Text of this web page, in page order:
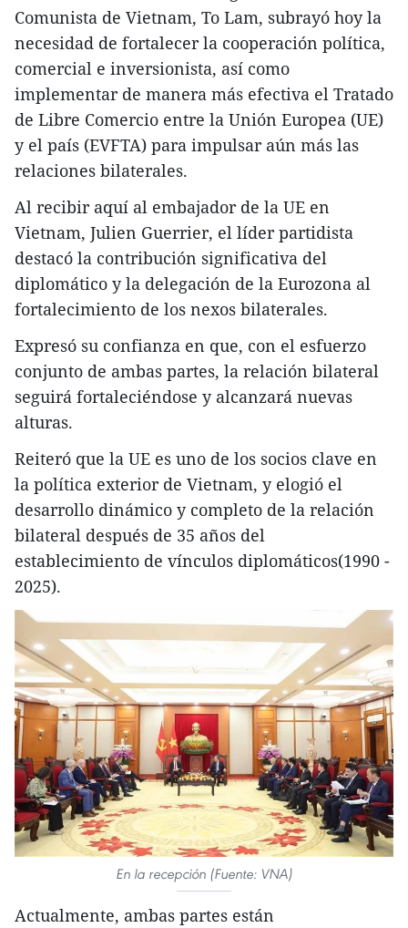
Comunista de Vietnam, To Lam, subrayó hoy la
necesidad de fortalecer la cooperación política,
comercial e inversionista, así como
implementar de manera más efectiva el Tratado
de Libre Comercio entre la Unión Europea (UE)
y el país (EVFTA) para impulsar aún más las
relaciones bilaterales.
Al recibir aquí al embajador de la UE en
Vietnam, Julien Guerrier, el líder partidista
destacó la contribución significativa del
diplomático y la delegación de la Eurozona al
fortalecimiento de los nexos bilaterales.
Expresó su confianza en que, con el esfuerzo
conjunto de ambas partes, la relación bilateral
seguirá fortaleciéndose y alcanzará nuevas
alturas.
Reiteró que la UE es uno de los socios clave en
la política exterior de Vietnam, y elogió el
desarrollo dinámico y completo de la relación
bilateral después de 35 años del
establecimiento de vínculos diplomáticos(1990 -
2025).
En la recepción (Fuente: VNA)
Actualmente, ambas partes están